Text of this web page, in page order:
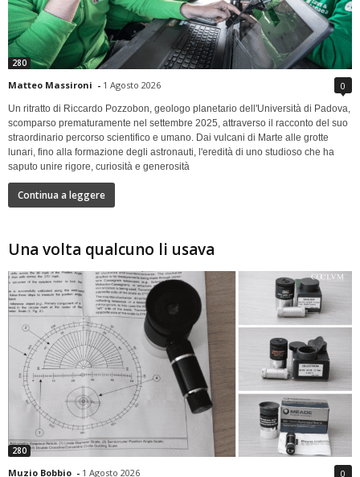
280
Matteo Massironi - 1 Agosto 2026 0
Un ritratto di Riccardo Pozzobon, geologo planetario dell'Università di Padova,
scomparso prematuramente nel settembre 2025, attraverso il racconto del suo
straordinario percorso scientifico e umano. Dai vulcani di Marte alle grotte
lunari, fino alla formazione degli astronauti, l'eredità di uno studioso che ha
saputo unire rigore, curiosità e generosità
Continua a leggere
Una volta qualcuno li usava
280
Muzio Bobbio - 1 Agosto 2026 0